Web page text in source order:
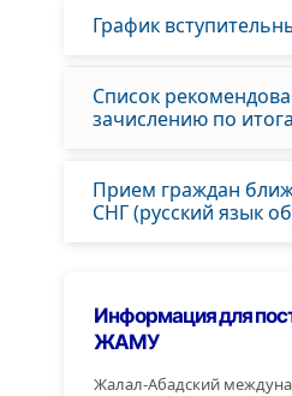
Информация для
ЖАМУ
Жалал-Абадский
График
Список
зачислению по
Прием граждан
СНГ (русский язык